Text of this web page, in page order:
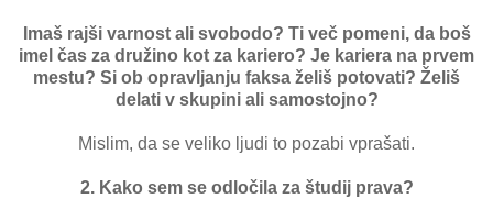
Imaš rajši varnost ali svobodo? Ti več pomeni, da boš
imel čas za družino kot za kariero? Je kariera na prvem
mestu? Si ob opravljanju faksa želiš potovati? Želiš
delati v skupini ali samostojno?
Mislim, da se veliko ljudi to pozabi vprašati.
2. Kako sem se odločila za študij prava?